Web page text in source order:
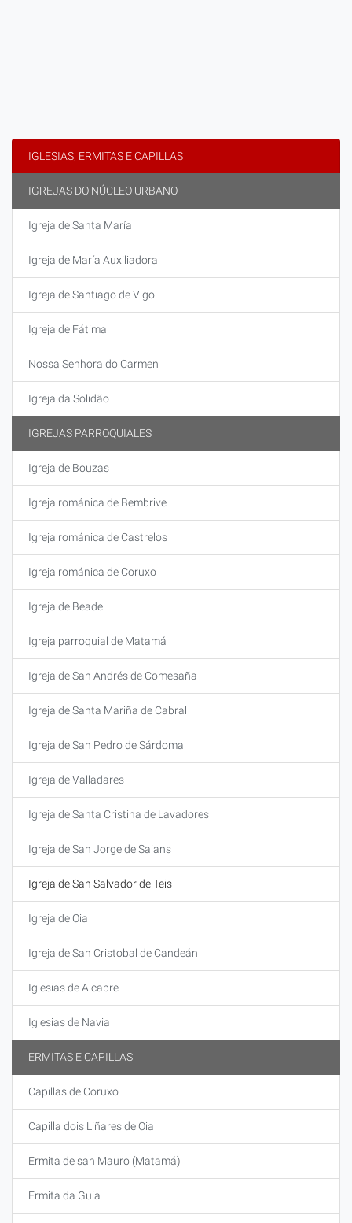
IGLESIAS, ERMITAS E CAPILLAS
IGREJAS DO NÚCLEO URBANO
Igreja de Santa María
Igreja de María Auxiliadora
Igreja de Santiago de Vigo
Igreja de Fátima
Nossa Senhora do Carmen
Igreja da Solidão
IGREJAS PARROQUIALES
Igreja de Bouzas
Igreja románica de Bembrive
Igreja románica de Castrelos
Igreja románica de Coruxo
Igreja de Beade
Igreja parroquial de Matamá
Igreja de San Andrés de Comesaña
Igreja de Santa Mariña de Cabral
Igreja de San Pedro de Sárdoma
Igreja de Valladares
Igreja de Santa Cristina de Lavadores
Igreja de San Jorge de Saians
Igreja de San Salvador de Teis
Igreja de Oia
Igreja de San Cristobal de Candeán
Iglesias de Alcabre
Iglesias de Navia
ERMITAS E CAPILLAS
Capillas de Coruxo
Capilla dois Liñares de Oia
Ermita de san Mauro (Matamá)
Ermita da Guia